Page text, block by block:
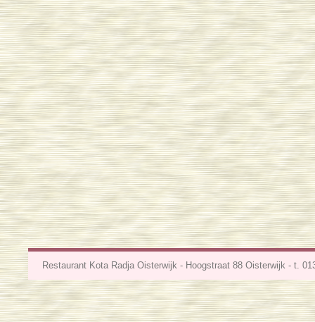
Restaurant Kota Radja Oisterwijk - Hoogstraat 88 Oisterwijk - t.